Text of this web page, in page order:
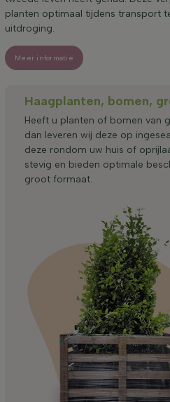
planten optimaal tijdens transport
uitdroging.
Meer informatie
Haagplanten, bomen,
Heeft u planten of bomen van
dan leveren wij deze op
deze rondom uw huis of
stevig en bieden optimale
groot formaat.